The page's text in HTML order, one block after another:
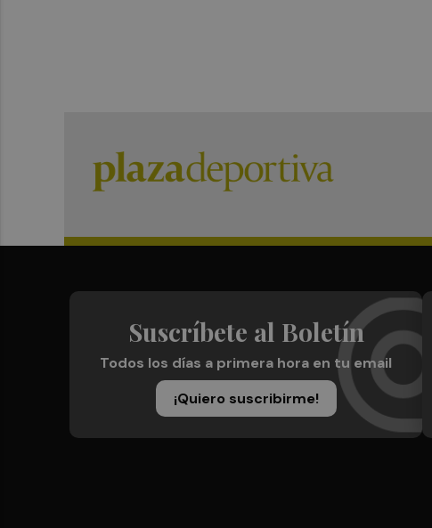
Suscríbete al Boletín
Todos los días a primera hora en tu email
¡Quiero suscribirme!